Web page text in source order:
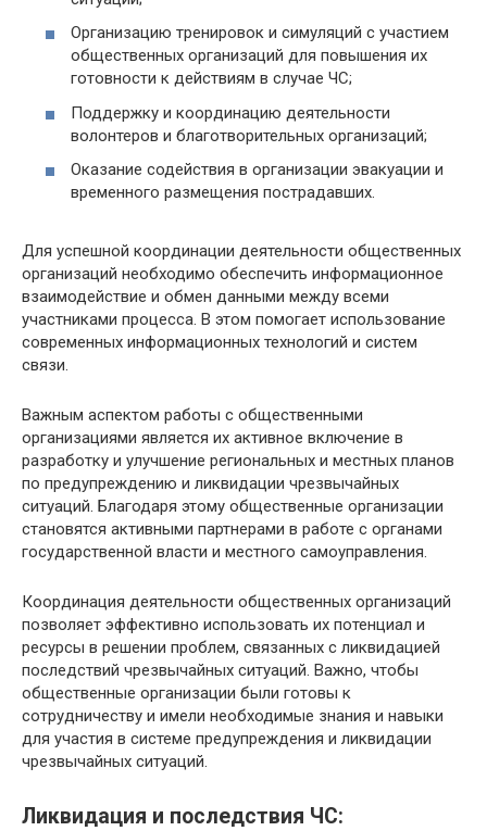
Организацию тренировок и симуляций с участием
общественных организаций для повышения их
готовности к действиям в случае ЧС;
Поддержку и координацию деятельности
волонтеров и благотворительных организаций;
Оказание содействия в организации эвакуации и
временного размещения пострадавших.
Для успешной координации деятельности общественных
организаций необходимо обеспечить информационное
взаимодействие и обмен данными между всеми
участниками процесса. В этом помогает использование
современных информационных технологий и систем
связи.
Важным аспектом работы с общественными
организациями является их активное включение в
разработку и улучшение региональных и местных планов
по предупреждению и ликвидации чрезвычайных
ситуаций. Благодаря этому общественные организации
становятся активными партнерами в работе с органами
государственной власти и местного самоуправления.
Координация деятельности общественных организаций
позволяет эффективно использовать их потенциал и
ресурсы в решении проблем, связанных с ликвидацией
последствий чрезвычайных ситуаций. Важно, чтобы
общественные организации были готовы к
сотрудничеству и имели необходимые знания и навыки
для участия в системе предупреждения и ликвидации
чрезвычайных ситуаций.
Ликвидация и последствия ЧС: